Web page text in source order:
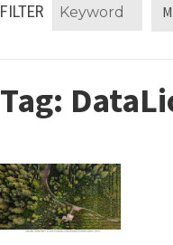
FILTER
Tag: